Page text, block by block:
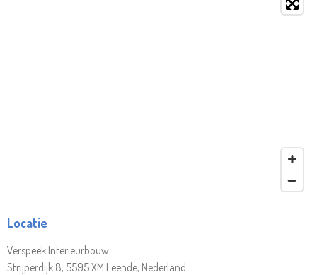
Locatie
Verspeek Interieurbouw
Strijperdijk 8, 5595 XM Leende, Nederland